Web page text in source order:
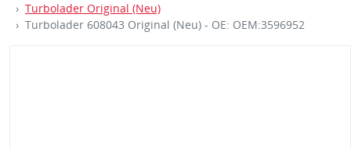
Turbolader Original (Neu)
Turbolader 608043 Original (Neu) - OE: OEM:3596952